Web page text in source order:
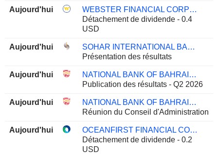
Aujourd'hui
WEBSTER FINANCIAL CORPORATION
Détachement de dividende - 0.4
USD
Aujourd'hui
SOHAR INTERNATIONAL BANK SAOG
Présentation des résultats
Aujourd'hui
NATIONAL BANK OF BAHRAIN B.S.C.
Publication des résultats - Q2 2026
Aujourd'hui
NATIONAL BANK OF BAHRAIN B.S.C.
Réunion du Conseil d'Administration
Aujourd'hui
OCEANFIRST FINANCIAL CORP.
Détachement de dividende - 0.2
USD